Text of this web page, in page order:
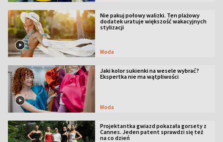
Nie pakuj połowy walizki. Ten plażowy
dodatek uratuje większość wakacyjnych
stylizacji
Moda
Jaki kolor sukienki na wesele wybrać?
Ekspertka nie ma wątpliwości
Moda
Projektantka gwiazd pokazała gorsety z
Cannes. Jeden patent sprawdzi się też
na co dzień